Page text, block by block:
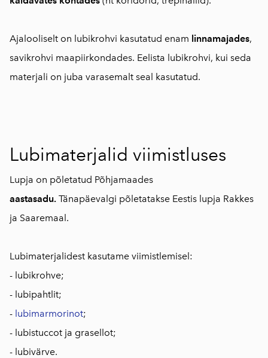
Ajalooliselt on lubikrohvi kasutatud enam linnamajades,
savikrohvi maapiirkondades. Eelista lubikrohvi, kui seda
materjali on juba varasemalt seal kasutatud.
Lubimaterjalid viimistluses
Lupja on põletatud Põhjamaades
aastasadu. Tänapäevalgi põletatakse Eestis lupja Rakkes
ja Saaremaal.
Lubimaterjalidest kasutame viimistlemisel:
- lubikrohve;
- lubipahtlit;
- lubimarmorinot;
- lubistuccot ja grasellot;
- lubivärve.